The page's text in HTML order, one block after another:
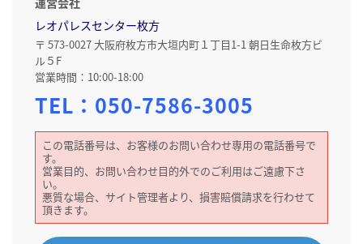
レオパレスセンター枚方
〒 573-0027 大阪府枚方市大垣内町１丁目1-1 朝日生命枚方ビ
ル５F
営業時間：10:00-18:00
TEL： 050-7586-3005
この電話番号は、お客様のお問い合わせ専用の電話番号で
す。
営業目的、お問い合わせ目的外でのご利用はご遠慮下さ
い。
悪質な場合、サイト管理者より、損害賠償請求を行わせて
頂きます。